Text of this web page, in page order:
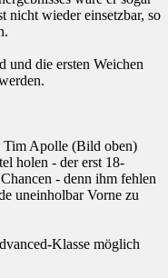
nicht wieder einsetzbar, so
und die ersten Weichen
Tim Apolle (Bild oben)
holen - der erst 18-
- denn ihm fehlen
uneinholbar Vorne zu
Klasse möglich